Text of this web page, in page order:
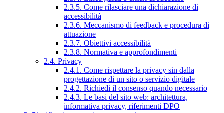
2.3.5. Come rilasciare una dichiarazione di
accessibilità
2.3.6. Meccanismo di feedback e procedura di
attuazione
2.3.7. Obiettivi accessibilità
2.3.8. Normativa e approfondimenti
2.4. Privacy
2.4.1. Come rispettare la privacy sin dalla
progettazione di un sito o servizio digitale
2.4.2. Richiedi il consenso quando necessario
2.4.3. Le basi del sito web: architettura,
informativa privacy, riferimenti DPO